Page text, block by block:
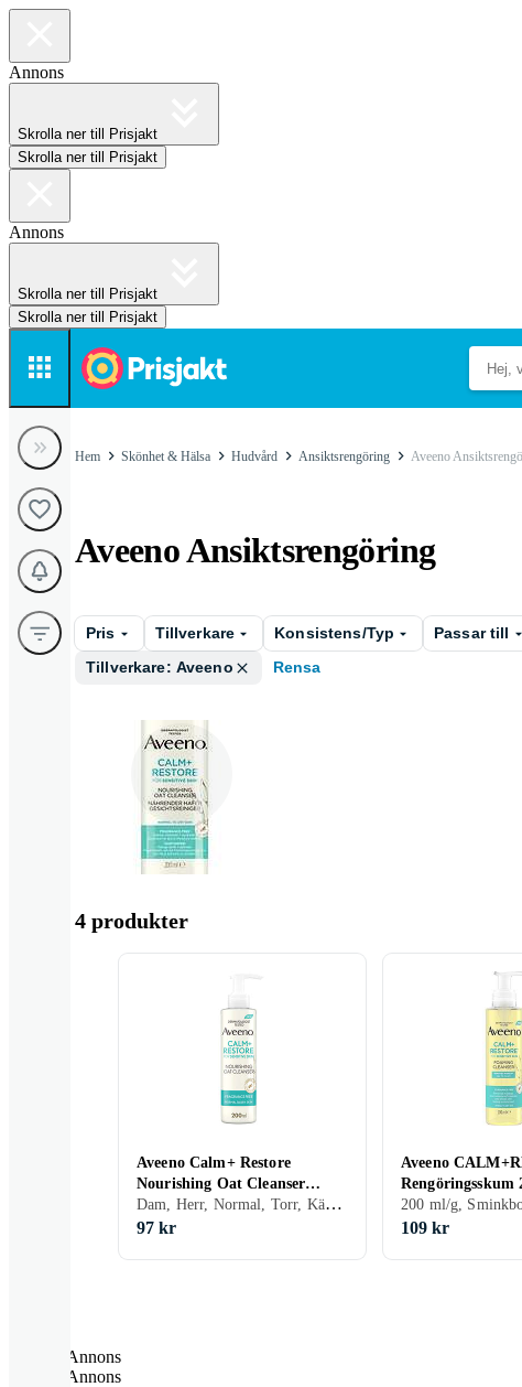
Annons
Skrolla ner till Prisjakt
Skrolla ner till Prisjakt
Annons
Skrolla ner till Prisjakt
Skrolla ner till Prisjakt
Hem Skönhet & Hälsa Hudvård Ansiktsrengöring Aveeno
Aveeno Ansiktsrengöring
Pris Tillverkare Konsistens/Typ Passar till
Tillverkare: Aveeno
Rensa
Gel
4 produkter
Aveeno Calm+ Restore
Nourishing Oat Cleanser
200ml
Dam, Herr, Normal, Torr, Känslig, Mogen, 200 ml/g, Lugnande
97 kr
Aveeno
Rengöringsskum
200 ml/g,
109 kr
Annons
Annons